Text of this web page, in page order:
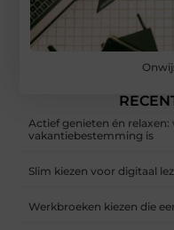
Actief genieten én
vakantiebestemming is
Slim kiezen voor digitaal
Werkbroeken kiezen die